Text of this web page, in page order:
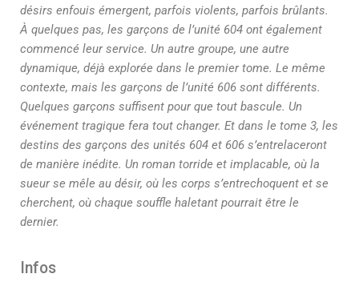
désirs enfouis émergent, parfois violents, parfois brûlants.
À quelques pas, les garçons de l’unité 604 ont également
commencé leur service. Un autre groupe, une autre
dynamique, déjà explorée dans le premier tome. Le même
contexte, mais les garçons de l’unité 606 sont différents.
Quelques garçons suffisent pour que tout bascule. Un
événement tragique fera tout changer. Et dans le tome 3, les
destins des garçons des unités 604 et 606 s’entrelaceront
de manière inédite. Un roman torride et implacable, où la
sueur se mêle au désir, où les corps s’entrechoquent et se
cherchent, où chaque souffle haletant pourrait être le
dernier.
Infos